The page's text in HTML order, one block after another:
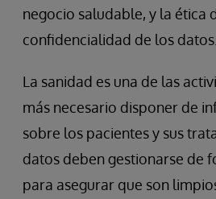
negocio saludable, y la ética
confidencialidad de los datos.
La sanidad es una de las
más necesario disponer de
sobre los pacientes y sus
datos deben gestionarse de
para asegurar que son